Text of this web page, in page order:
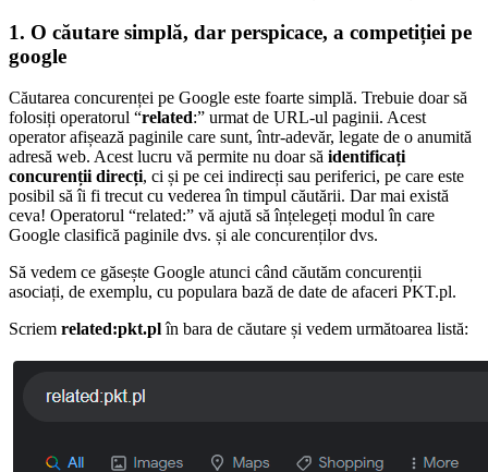
1. O căutare simplă, dar perspicace, a competiției pe
google
Căutarea concurenței pe Google este foarte simplă. Trebuie doar să
folosiți operatorul “related:” urmat de URL-ul paginii. Acest
operator afișează paginile care sunt, într-adevăr, legate de o anumită
adresă web. Acest lucru vă permite nu doar să identificați
concurenții direcți, ci și pe cei indirecți sau periferici, pe care este
posibil să îi fi trecut cu vederea în timpul căutării. Dar mai există
ceva! Operatorul “related:” vă ajută să înțelegeți modul în care
Google clasifică paginile dvs. și ale concurenților dvs.
Să vedem ce găsește Google atunci când căutăm concurenții
asociați, de exemplu, cu populara bază de date de afaceri PKT.pl.
Scriem related:pkt.plîn bara de căutare și vedem următoarea listă: